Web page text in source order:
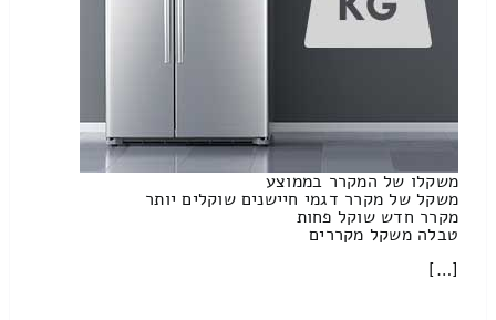
משקלו של המקרר בממוצע
משקל של מקרר דגמי חיישנים שוקלים יותר
מקרר חדש שוקל פחות
טבלה משקל מקררים
[…]